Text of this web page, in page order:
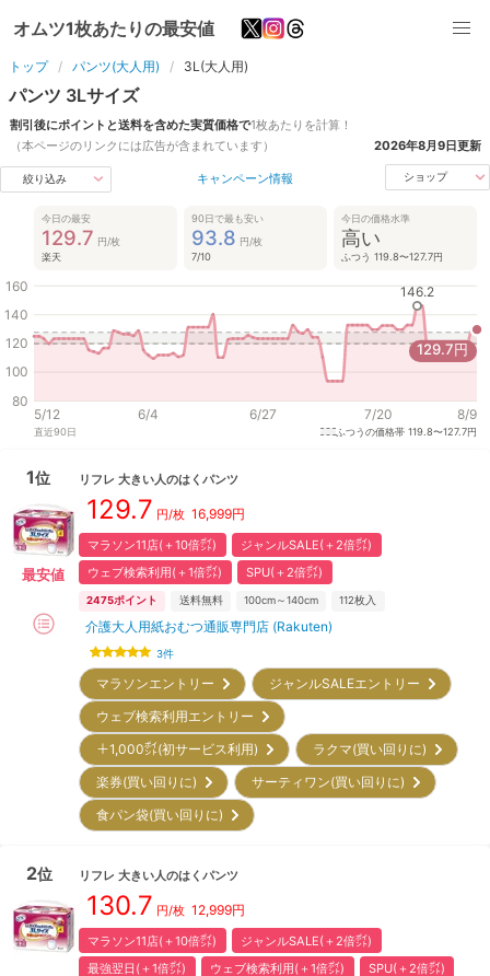
オムツ1枚あたりの最安値
トップ パンツ(大人用) 3L(大人用)
パンツ 3Lサイズ
割引後にポイントと送料を含めた実質価格で1枚あたりを計算！
（本ページのリンクには広告が含まれています）
2026年8月9日更新
絞り込み キャンペーン情報 ショップ
今日の最安
129.7 円/枚
楽天
90日で最も安い
93.8 円/枚
7/10
今日の価格水準
高い
ふつう 119.8〜127.7円
80
100
120
140
160
5/12 6/4 6/27 7/20 8/9
146.2
129.7円
直近90日 ふつうの価格帯119.8〜127.7円
1位
最安値
リフレ 大きい人のはくパンツ
129.7 円/枚 16,999円
マラソン11店(＋10倍㌽)
ジャンルSALE(＋2倍㌽)
ウェブ検索利用(＋1倍㌽)
SPU(＋2倍㌽)
2475ポイント 送料無料 100cm～140cm 112枚入
介護大人用紙おむつ通販専門店 (Rakuten)
3件
マラソンエントリー
ジャンルSALEエントリー
ウェブ検索利用エントリー
＋1,000㌽(初サービス利用)
ラクマ(買い回りに)
楽券(買い回りに)
サーティワン(買い回りに)
食パン袋(買い回りに)
2位 リフレ 大きい人のはくパンツ
130.7 円/枚 12,999円
マラソン11店(＋10倍㌽)
ジャンルSALE(＋2倍㌽)
最強翌日(＋1倍㌽)
ウェブ検索利用(＋1倍㌽) SPU(＋2倍㌽)